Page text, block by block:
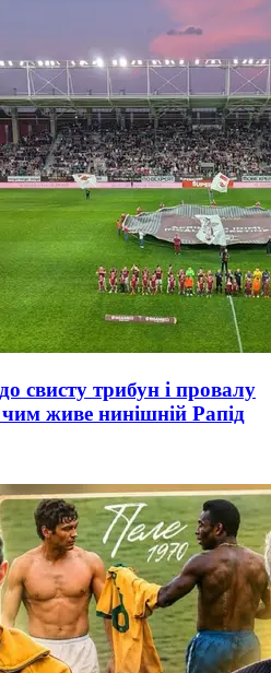
свисту трибун і провалу
живе нинішній Рапід